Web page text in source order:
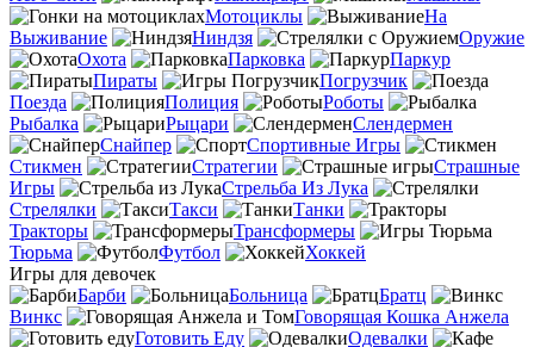
Мотоциклы
На
Выживание
Ниндзя
Оружие
Охота
Парковка
Паркур
Пираты
Погрузчик
Поезда
Полиция
Роботы
Рыбалка
Рыцари
Слендермен
Снайпер
Спортивные Игры
Стикмен
Стратегии
Страшные
Игры
Стрельба Из Лука
Стрелялки
Такси
Танки
Тракторы
Трансформеры
Тюрьма
Футбол
Хоккей
Игры для девочек
Барби
Больница
Братц
Винкс
Говорящая Кошка Анжела
Готовить Еду
Одевалки